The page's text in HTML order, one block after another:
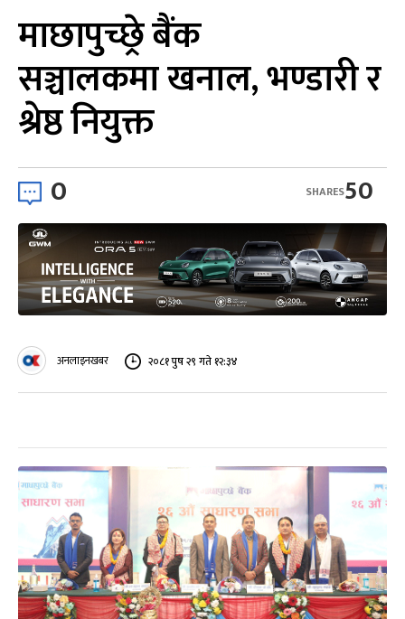
माछापुच्छ्रे बैंक
सञ्चालकमा खनाल, भण्डारी र
श्रेष्ठ नियुक्त
0 50
SHARES
अनलाइनखबर २०८१ पुष २९ गते १२:३४